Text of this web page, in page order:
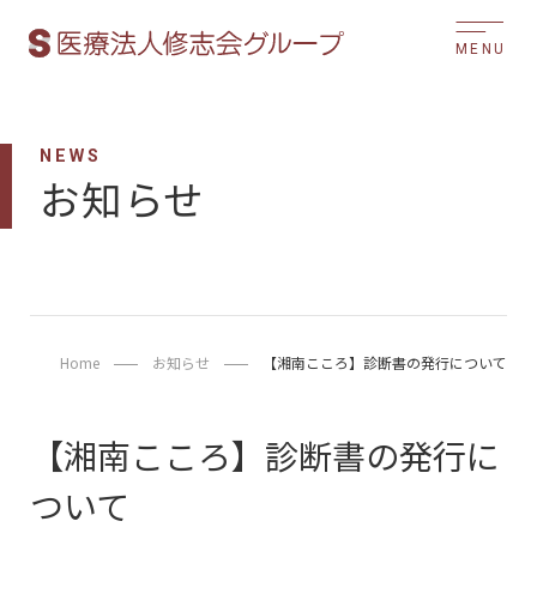
MENU
NEWS
お知らせ
Home お知らせ 【湘南こころ】診断書の発行について
【湘南こころ】診断書の発行に
ついて